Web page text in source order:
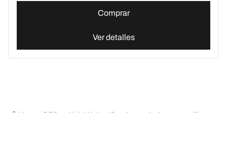
Comprar
Ver detalles
Llantas BFGoodrich México | Domina cualquier terreno Compra